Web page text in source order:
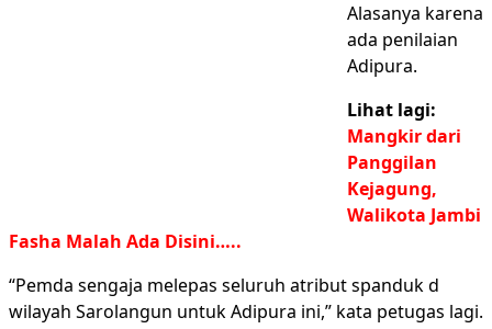
Alasanya karena
ada penilaian
Adipura.
Lihat lagi:
Mangkir dari
Panggilan
Kejagung,
Walikota Jambi
Fasha Malah Ada Disini…..
“Pemda sengaja melepas seluruh atribut spanduk d
wilayah Sarolangun untuk Adipura ini,” kata petugas lagi.